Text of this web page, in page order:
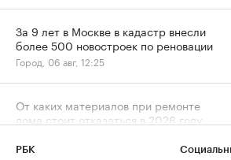
За 9 лет в Москве в кадастр внесли
более 500 новостроек по реновации
Город, 06 авг, 12:25
От каких материалов при ремонте
дома стоит отказаться в 2026 году
РБК